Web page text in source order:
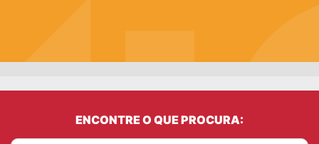
ENCONTRE O QUE PROCURA: